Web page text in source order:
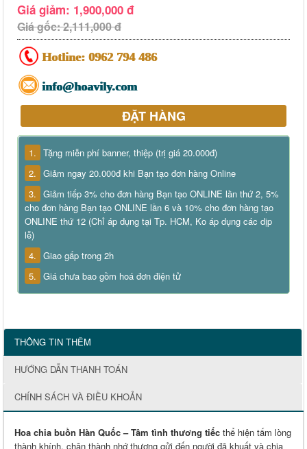
Giá giảm: 1,900,000 đ
Giá gốc: 2,111,000 đ
Hotline: 0962 794 486
info@hoavily.com
ĐẶT HÀNG
1. Tặng miễn phí banner, thiệp (trị giá 20.000đ)
2. Giảm ngay 20.000đ khi Bạn tạo đơn hàng Online
3. Giảm tiếp 3% cho đơn hàng Bạn tạo ONLINE lần thứ 2, 5%
cho đơn hàng Bạn tạo ONLINE lần 6 và 10% cho đơn hàng tạo
ONLINE thứ 12 (Chỉ áp dụng tại Tp. HCM, Ko áp dụng các dịp
lễ)
4. Giao gấp trong 2h
5. Giá chưa bao gồm hoá đơn điện tử
THÔNG TIN THÊM
HƯỚNG DẪN THANH TOÁN
CHÍNH SÁCH VÀ ĐIỀU KHOẢN
Hoa chia buồn Hàn Quốc – Tâm tình thương tiếc thể hiện tấm lòng
thành khính, chân thành nhớ thương gửi đến người đã khuất và chia